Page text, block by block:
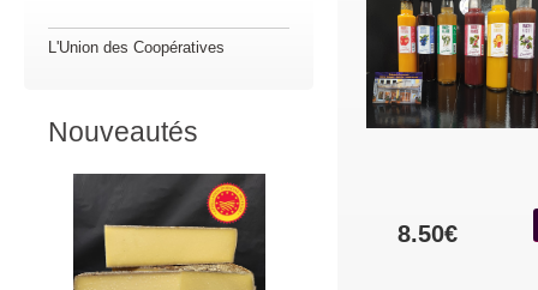
8.50€
L'Union des Coopératives
Nouveautés